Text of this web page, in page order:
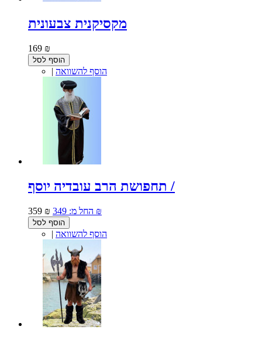
מקסיקנית צבעונית
169 ₪
הוסף לסל
| הוסף להשוואה
תחפושת הרב עובדיה יוסף /
359 ₪ החל מ: 349 ₪
הוסף לסל
| הוסף להשוואה